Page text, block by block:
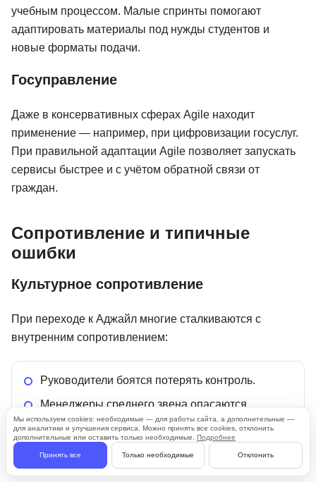
учебным процессом. Малые спринты помогают
адаптировать материалы под нужды студентов и
новые форматы подачи.
Госуправление
Даже в консервативных сферах Agile находит
применение — например, при цифровизации госуслуг.
При правильной адаптации Agile позволяет запускать
сервисы быстрее и с учётом обратной связи от
граждан.
Сопротивление и типичные
ошибки
Культурное сопротивление
При переходе к Аджайл многие сталкиваются с
внутренним сопротивлением:
Руководители боятся потерять контроль.
Менеджеры среднего звена опасаются
снижения влияния.
Сотрудники — выхода из зоны комфорта.
Мы используем cookies: необходимые — для работы сайта, а дополнительные —
для аналитики и улучшения сервиса. Можно принять все cookies, отклонить
дополнительные или оставить только необходимые. Подробнее
Принять все Только необходимые Отклонить